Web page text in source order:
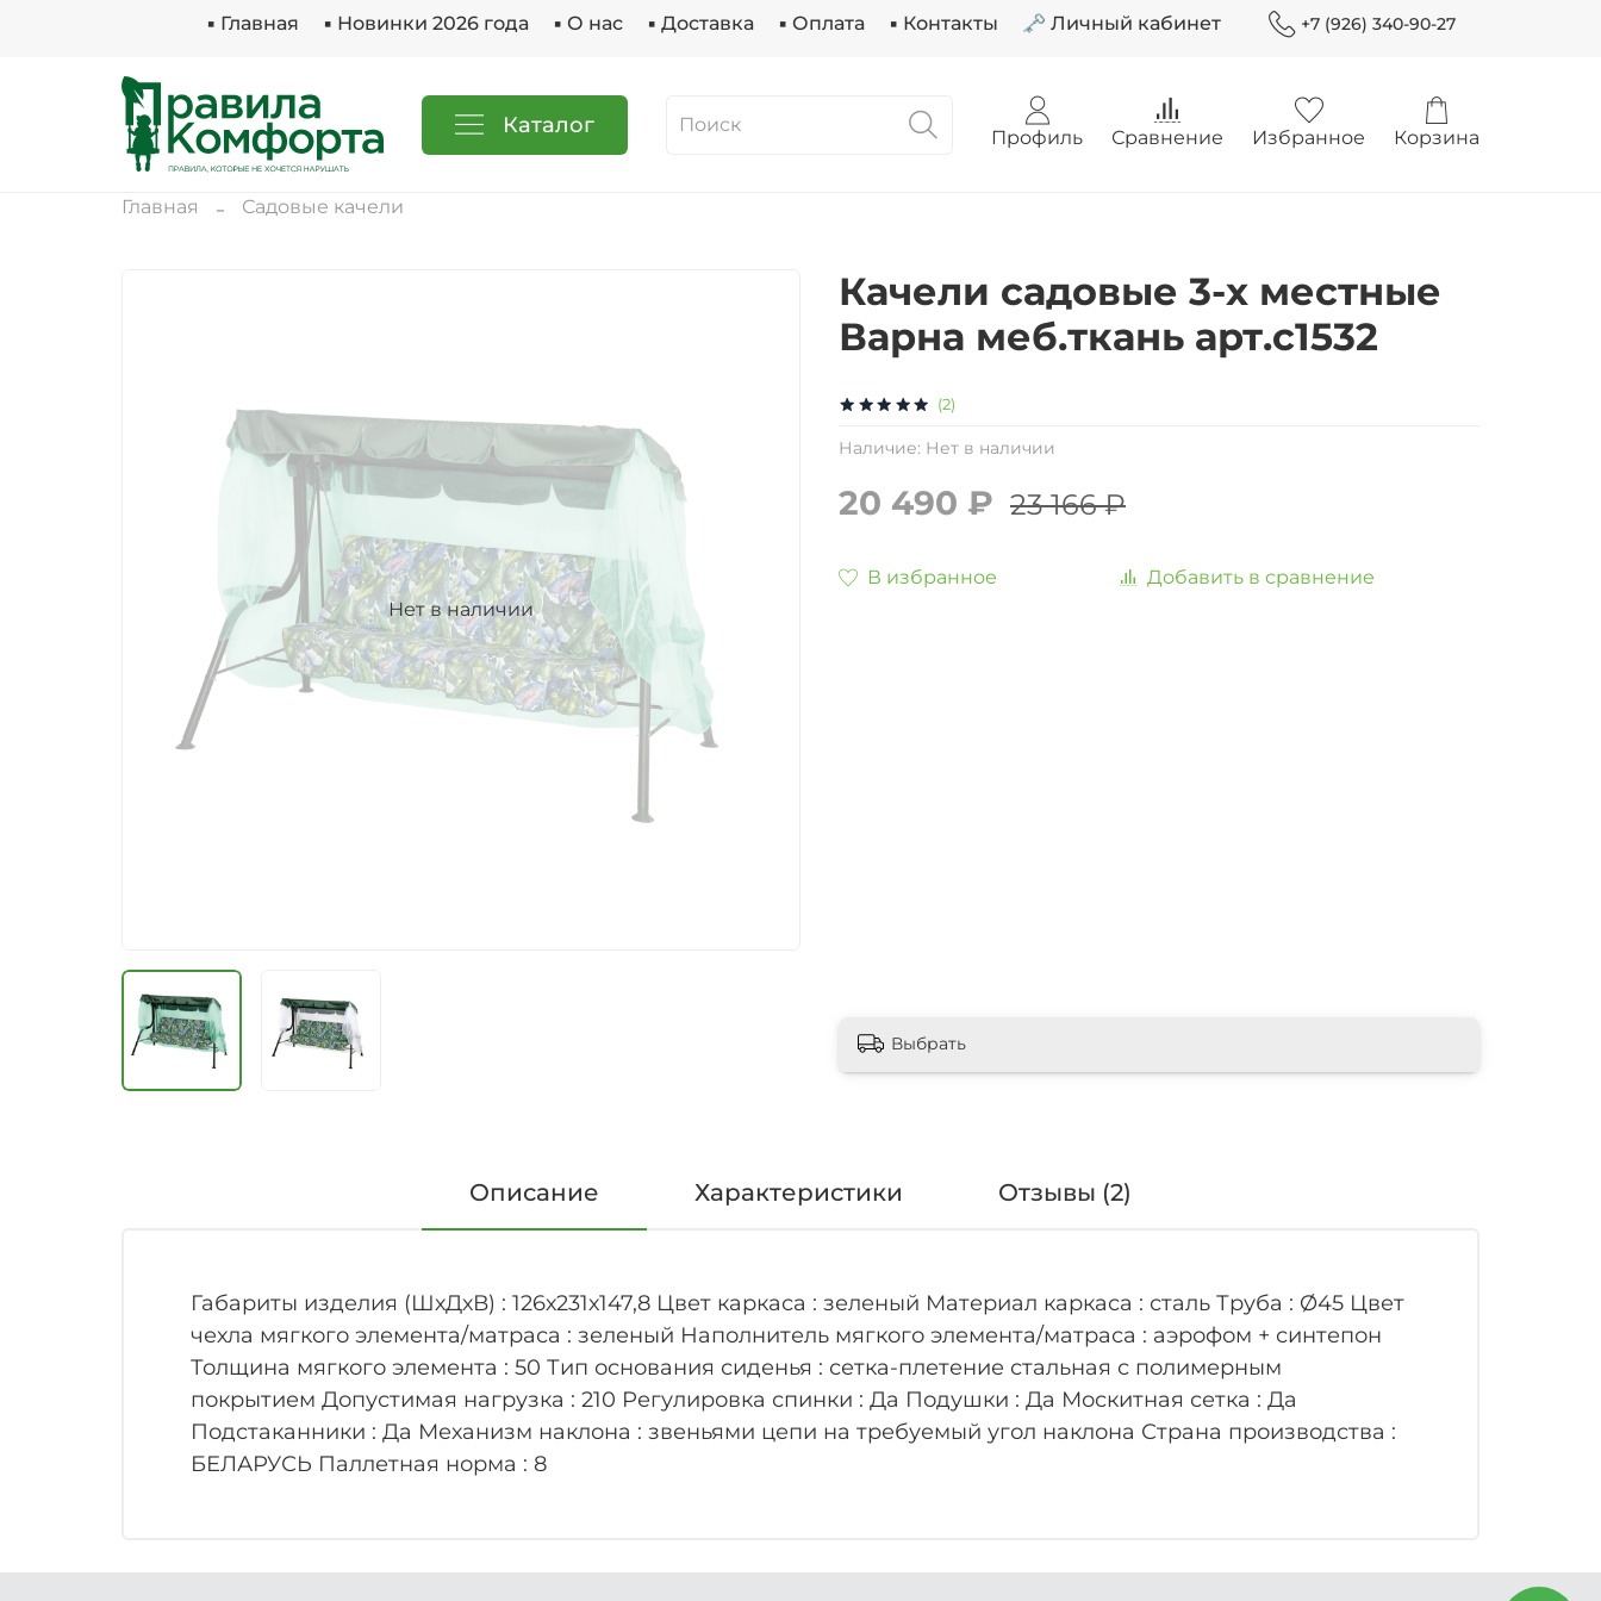
▪ Главная ▪ Новинки 2026 года ▪ О нас ▪ Доставка ▪ Оплата ▪ Контакты 🗝 Личный кабинет +7 (926) 340-90-27
Каталог Профиль Сравнение Избранное Корзина
Главная Садовые качели
Нет в наличии
(2)
Наличие: Нет в наличии
Качели садовые 3-х местные
Варна меб.ткань арт.с1532
20 490 ₽ 23 166 ₽
В избранное Добавить в сравнение
Выбрать
Описание Характеристики Отзывы (2)
Габариты изделия (ШхДхВ) : 126х231х147,8 Цвет каркаса : зеленый Материал каркаса : сталь Труба : Ø45 Цвет
чехла мягкого элемента/матраса : зеленый Наполнитель мягкого элемента/матраса : аэрофом + синтепон
Толщина мягкого элемента : 50 Тип основания сиденья : сетка-плетение стальная с полимерным
покрытием Допустимая нагрузка : 210 Регулировка спинки : Да Подушки : Да Москитная сетка : Да
Подстаканники : Да Механизм наклона : звеньями цепи на требуемый угол наклона Страна производства :
БЕЛАРУСЬ Паллетная норма : 8